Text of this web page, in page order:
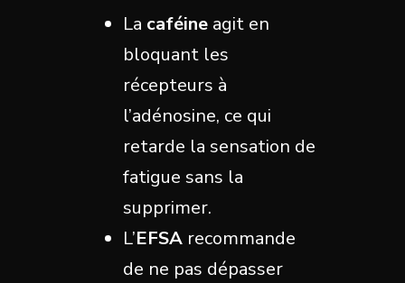
La caféine agit en
bloquant les
récepteurs à
l’adénosine, ce qui
retarde la sensation de
fatigue sans la
supprimer.
L’EFSA recommande
de ne pas dépasser